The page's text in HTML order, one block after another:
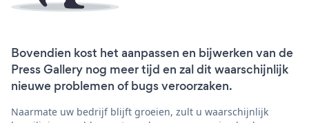
Bovendien kost het aanpassen en bijwerken van de
Press Gallery nog meer tijd en zal dit waarschijnlijk
nieuwe problemen of bugs veroorzaken.
Naarmate uw bedrijf blijft groeien, zult u waarschijnlijk